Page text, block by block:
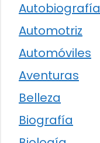
Autobiografía
Automotriz
Automóviles
Aventuras
Belleza
Biografía